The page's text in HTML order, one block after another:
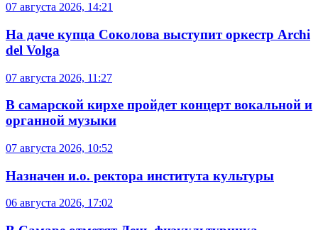
07 августа 2026, 14:21
На даче купца Соколова выступит оркестр Archi
del Volga
07 августа 2026, 11:27
В самарской кирхе пройдет концерт вокальной и
органной музыки
07 августа 2026, 10:52
Назначен и.о. ректора института культуры
06 августа 2026, 17:02